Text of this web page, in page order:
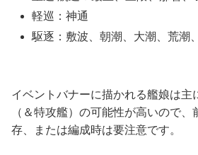
軽巡：神通
駆逐：敷波、朝潮、大潮、荒潮
イベントバナーに描かれる艦娘は主
（＆特攻艦）の可能性が高いので
存、または編成時は要注意です。